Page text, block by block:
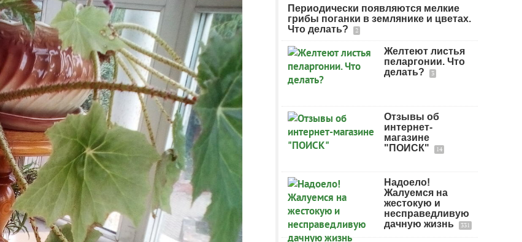
Периодически появляются мелкие
грибы поганки в землянике и цветах.
Что делать?
2
Желтеют листья
пеларгонии. Что
делать?
3
Отзывы об
интернет-
магазине
"ПОИСК"
14
Надоело!
Жалуемся на
жестокую и
несправедливую
дачную жизнь
331